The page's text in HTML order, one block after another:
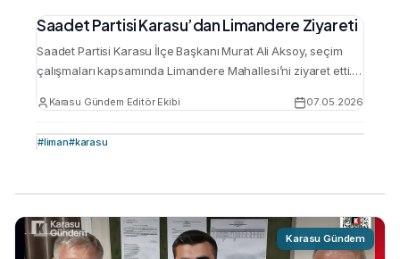
Saadet Partisi Karasu’dan Limandere Ziyareti
Saadet Partisi Karasu İlçe Başkanı Murat Ali Aksoy, seçim
çalışmaları kapsamında Limandere Mahallesi’ni ziyaret etti.
yerel sorunları dinledi. Ziyaret, Nisan 2026 yerel seçimleri
gerçekleşti. Murat Ali Aksoy, ziyaretine ilk olarak Kurumeşe
Karasu Gündem Editör Ekibi 07.05.2026
#liman#karasu
Karasu Gündem